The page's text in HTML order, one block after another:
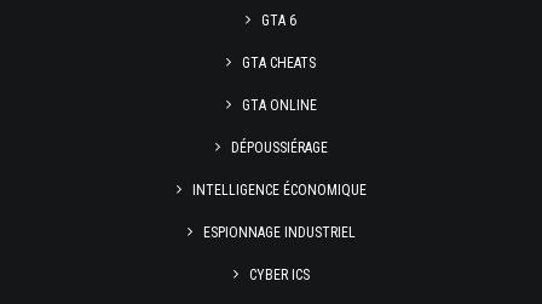
GTA 6
GTA CHEATS
GTA ONLINE
DÉPOUSSIÉRAGE
INTELLIGENCE ÉCONOMIQUE
ESPIONNAGE INDUSTRIEL
CYBER ICS